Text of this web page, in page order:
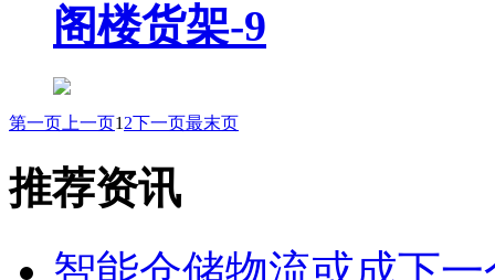
阁楼货架-9
第一页 上一页1 2下一页最末页
推荐资讯